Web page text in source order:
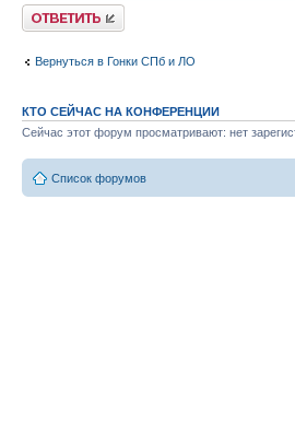
Ответить
Вернуться в Гонки СПб и ЛО
КТО СЕЙЧАС НА КОНФЕРЕНЦИИ
Сейчас этот форум просматривают: нет
Список форумов